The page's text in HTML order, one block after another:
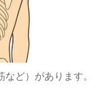
ど）があります。